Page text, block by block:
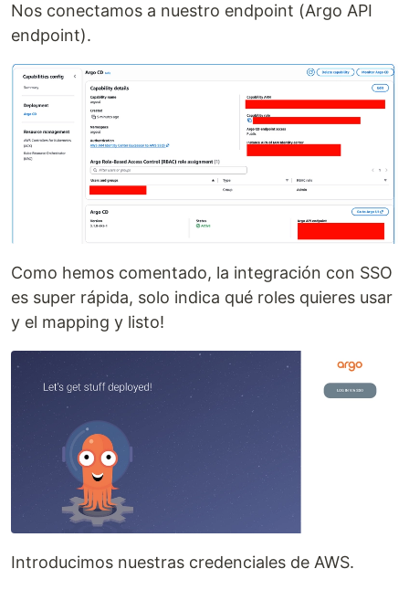
Nos conectamos a nuestro endpoint (Argo API
endpoint).
Como hemos comentado, la integración con SSO
es super rápida, solo indica qué roles quieres usar
y el mapping y listo!
Introducimos nuestras credenciales de AWS.